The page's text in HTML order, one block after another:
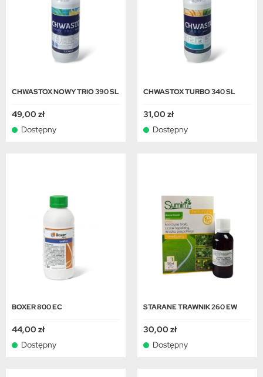
CHWASTOX NOWY TRIO 390 SL
49,00 zł
Dostępny
CHWASTOX TURBO 340 SL
31,00 zł
Dostępny
BOXER 800 EC
44,00 zł
Dostępny
STARANE TRAWNIK 260 EW
30,00 zł
Dostępny